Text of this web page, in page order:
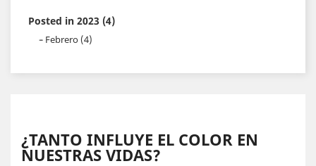
Posted in 2023 (4)
Febrero (4)
¿TANTO INFLUYE EL COLOR EN
NUESTRAS VIDAS?